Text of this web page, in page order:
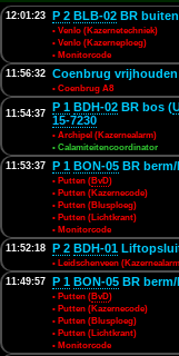
12:01:23 P 2 BLB-02 BR buiten
• Venlo (Kazernetechniek)
• Venlo (Kazerneploeg)
• Monitorcode
11:56:32 Coenbrug
• Coenbrug A8
11:54:37 P 1 BDH-02 BR bos (
15-7230
• Archipel (Kazernealarm)
• Calamiteitencoordinator
11:53:37 P 1 BON-05 BR
• Putten (BvD)
• Putten (Kazernecode)
• Putten (Blusploeg)
• Putten (Lichtkrant)
• Monitorcode
11:52:18 P 2 BDH-01
• Leidschenveen
11:49:57 P 1 BON-05 BR
• Putten (BvD)
• Putten (Kazernecode)
• Putten (Blusploeg)
• Putten (Lichtkrant)
• Monitorcode